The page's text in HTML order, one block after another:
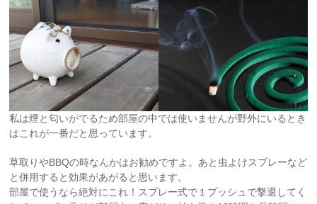
私は煙と匂いがでるため部屋の中では使いませんが野外にいるとき
はこれが一番だと思っています。
草取りやBBQの時なんかはお勧めですよ。あと虫よけスプレーなど
と併用すると効果があがると思います。
部屋で使うなら絶対にこれ！スプレー式で１プッシュで撃退してく